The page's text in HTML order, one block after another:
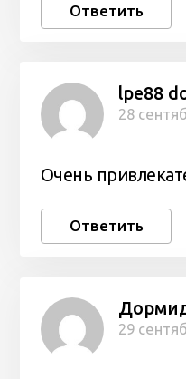
Ответить
lpe88
28
Очень
Ответить
29